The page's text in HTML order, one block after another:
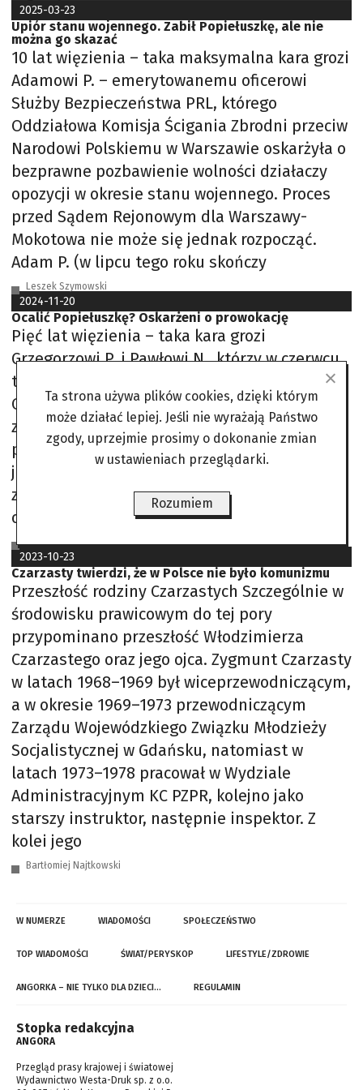
2025-03-23
Upiór stanu wojennego. Zabił Popiełuszkę, ale nie
można go skazać
10 lat więzienia – taka maksymalna kara grozi
Adamowi P. – emerytowanemu oficerowi
Służby Bezpieczeństwa PRL, którego
Oddziałowa Komisja Ścigania Zbrodni przeciw
Narodowi Polskiemu w Warszawie oskarżyła o
bezprawne pozbawienie wolności działaczy
opozycji w okresie stanu wojennego. Proces
przed Sądem Rejonowym dla Warszawy-
Mokotowa nie może się jednak rozpocząć.
Adam P. (w lipcu tego roku skończy
Leszek Szymowski
2024-11-20
Ocalić Popiełuszkę? Oskarżeni o prowokację
Pięć lat więzienia – taka kara grozi
Grzegorzowi P. i Pawłowi N., którzy w czerwcu
tego roku spotkali się w sali Sądu
Okręgowego w Warszawie. Mają odpowiadać
za zbrodnię przeciwko ludzkości, której ofiarą
padł ksiądz Jerzy Popiełuszko. Nie chodzi
jednak o jego głośne uprowadzenie i
zabójstwo w roku 1984, bo za to obaj
odsiedzieli już
Leszek Szymowski
2023-10-23
Czarzasty twierdzi, że w Polsce nie było komunizmu
Przeszłość rodziny Czarzastych Szczególnie w
środowisku prawicowym do tej pory
przypominano przeszłość Włodzimierza
Czarzastego oraz jego ojca. Zygmunt Czarzasty
w latach 1968–1969 był wiceprzewodniczącym,
a w okresie 1969–1973 przewodniczącym
Zarządu Wojewódzkiego Związku Młodzieży
Socjalistycznej w Gdańsku, natomiast w
latach 1973–1978 pracował w Wydziale
Administracyjnym KC PZPR, kolejno jako
starszy instruktor, następnie inspektor. Z
kolei jego
Bartłomiej Najtkowski
W NUMERZE WIADOMOŚCI SPOŁECZEŃSTWO
TOP WIADOMOŚCI ŚWIAT/PERYSKOP LIFESTYLE/ZDROWIE
ANGORKA – NIE TYLKO DLA DZIECI… REGULAMIN
Stopka redakcyjna
ANGORA
Przegląd prasy krajowej i światowej
Wydawnictwo Westa-Druk sp. z o.o.
Ta strona używa plików cookies, dzięki którym
może działać lepiej. Jeśli nie wyrażają Państwo
zgody, uprzejmie prosimy o dokonanie zmian
w ustawieniach przeglądarki.
Rozumiem